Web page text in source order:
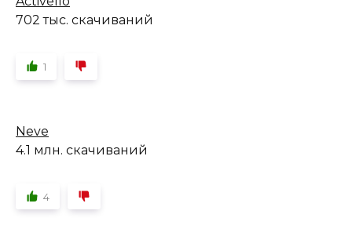
702 тыс. скачиваний
1
Neve
4.1 млн. скачиваний
4